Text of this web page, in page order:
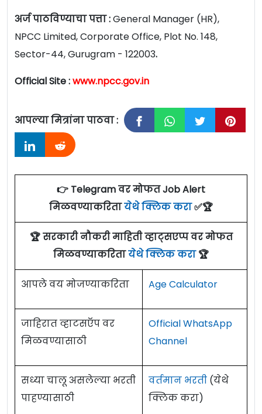
अर्ज पाठविण्याचा पत्ता :General Manager (HR),
NPCC Limited, Corporate Office, Plot No. 148,
Sector-44, Gurugram - 122003.
Official Site :www.npcc.gov.in
आपल्या मित्रांना पाठवा :
👉 Telegram वर मोफत Job Alert
मिळवण्याकरितायेथे क्लिक करा✅🏆
🏆 सरकारी नौकरी माहिती व्हाट्सएप्प वर मोफत
मिळवण्याकरितायेथे क्लिक करा🏆
आपले वय मोजण्याकरिता Age Calculator
जाहिरात व्हाटसऍप वर
मिळवण्यासाठी
Official WhatsApp
Channel
सध्या चालू असलेल्या भरती
पाहण्यासाठी
वर्तमान भरती (येथे
क्लिक करा)